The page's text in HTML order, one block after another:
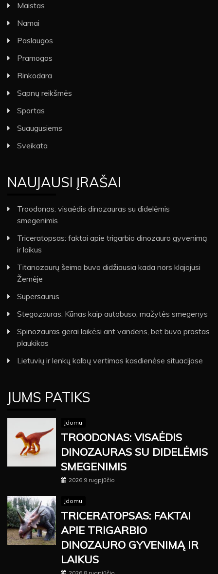
Maistas
Namai
Paslaugos
Pramogos
Rinkodara
Sapnų reikšmės
Sportas
Suaugusiems
Sveikata
NAUJAUSI ĮRAŠAI
Troodonas: visaėdis dinozauras su didelėmis
smegenimis
Triceratopsas: faktai apie trigarbio dinozauro gyvenimą
ir laikus
Titanozaurų šeima buvo didžiausia kada nors klajojusi
Žemėje
Supersaurus
Stegozauras: Kūnas kaip autobuso, mažytės smegenys
Spinozauras gerai laikėsi ant vandens, bet buvo prastas
plaukikas
Lietuvių ir lenkų kalbų vertimas kasdienėse situacijose
JUMS PATIKS
Įdomu
TROODONAS: VISAĖDIS
DINOZAURAS SU DIDELĖMIS
SMEGENIMIS
2026 9 rugpjūčio
Įdomu
TRICERATOPSAS: FAKTAI
APIE TRIGARBIO
DINOZAURO GYVENIMĄ IR
LAIKUS